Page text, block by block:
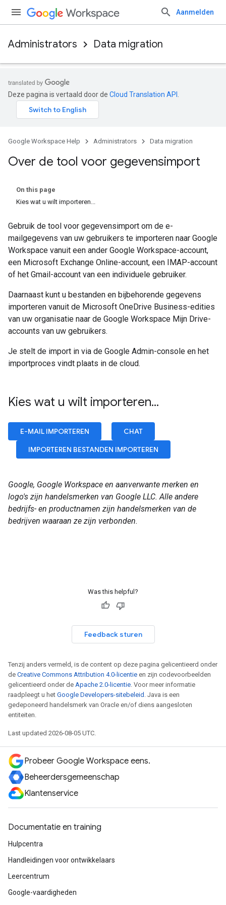
Aanmelden
Administrators Data migration
Deze pagina is vertaald door de Cloud Translation API
Google Workspace Help Administrators Data migration
Over de tool voor gegevensimport
On this page
Kies wat u wilt importeren...
Gebruik de tool voor gegevensimport om de e-
mailgegevens van uw gebruikers te importeren naar Google
Workspace vanuit een ander Google Workspace-account,
een Microsoft Exchange Online-account, een IMAP-account
of het Gmail-account van een individuele gebruiker.
Daarnaast kunt u bestanden en bijbehorende gegevens
importeren vanuit de Microsoft OneDrive Business-edities
van uw organisatie naar de Google Workspace Mijn Drive-
accounts van uw gebruikers.
Je stelt de import in via de Google Admin-console en het
importproces vindt plaats in de cloud.
Kies wat u wilt importeren...
E-MAIL IMPORTEREN
CHAT
IMPORTEREN BESTANDEN IMPORTEREN
Google, Google Workspace en aanverwante merken en
logo's zijn handelsmerken van Google LLC. Alle andere
bedrijfs- en productnamen zijn handelsmerken van de
bedrijven waaraan ze zijn verbonden.
Was this helpful?
Feedback sturen
Tenzij anders vermeld, is de content op deze pagina gelicentieerd onder
de Creative Commons Attribution 4.0-licentie en zijn codevoorbeelden
gelicentieerd onder de Apache 2.0-licentie. Voor meer informatie
raadpleegt u het Google Developers-sitebeleid . Java is een
gedeponeerd handelsmerk van Oracle en/of diens aangesloten
entiteiten.
Last updated 2026-08-05 UTC.
Probeer Google Workspace eens.
Beheerdersgemeenschap
Klantenservice
Documentatie en training
Hulpcentra
Handleidingen voor ontwikkelaars
Leercentrum
Google-vaardigheden